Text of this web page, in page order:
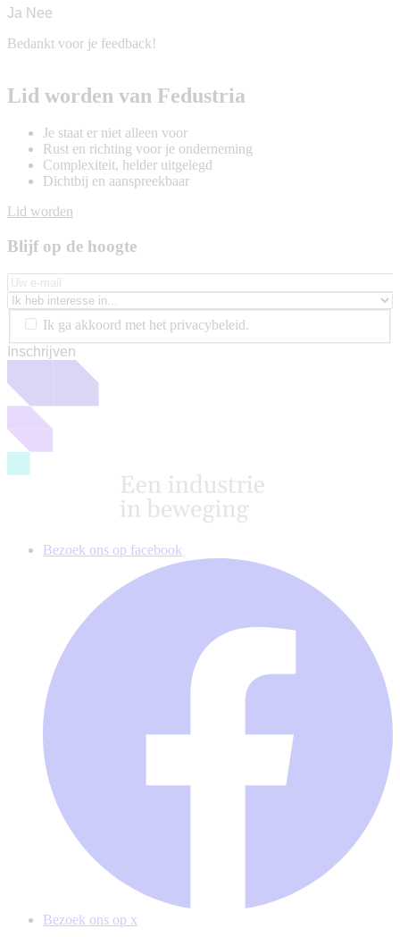
Ja Nee
Bedankt voor je feedback!
Lid worden van Fedustria
Je staat er niet alleen voor
Rust en richting voor je onderneming
Complexiteit, helder uitgelegd
Dichtbij en aanspreekbaar
Lid worden
Blijf op de hoogte
Ik ga akkoord met het privacybeleid.
Inschrijven
Bezoek ons op facebook
Bezoek ons op x